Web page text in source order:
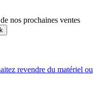
nos prochaines ventes